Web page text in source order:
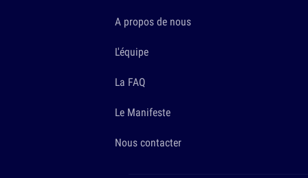
A propos de nous
L'équipe
La FAQ
Le Manifeste
Nous contacter